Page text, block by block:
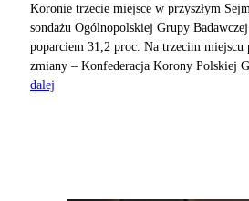
Koronie trzecie miejsce w przyszłym
sondażu Ogólnopolskiej Grupy
poparciem 31,2 proc. Na trzecim miejscu
zmiany – Konfederacja Korony Polskiej
dalej